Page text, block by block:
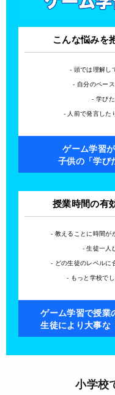
こんな悩みを
- 頭では理解し
- 自分のペー
- 学び
- 人前で発言した
ゲーム学習
子供の「学び
授業時間の有
- 教えることに時間が
- 生徒一人
- どの生徒のレベルに
- もっと学校で
ゲーム学習で授業
生徒により大事な
小学校